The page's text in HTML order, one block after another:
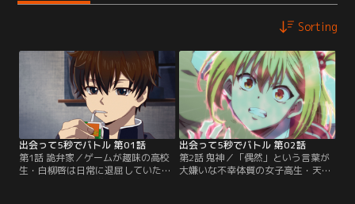
Sorting
出会って5秒でバトル 第01話
第1話 詭弁家／ゲームが趣味の高校
生・白柳啓は日常に退屈していた。
出会って5秒でバトル 第02話
第2話 鬼神／「偶然」という言葉が
大嫌いな不幸体質の女子高生・天翔